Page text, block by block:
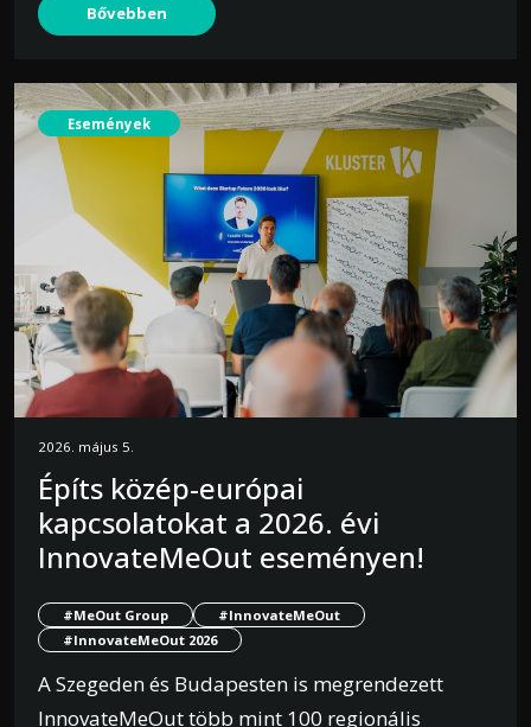
Bővebben
Események
2026. május 5.
Építs közép-európai
kapcsolatokat a 2026. évi
InnovateMeOut eseményen!
#MeOut Group
#InnovateMeOut
#InnovateMeOut 2026
A Szegeden és Budapesten is megrendezett
InnovateMeOut több mint 100 regionális